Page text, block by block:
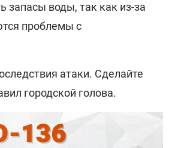
запасы воды, так как из-за
проблемы с
атаки. Сделайте
городской голова.